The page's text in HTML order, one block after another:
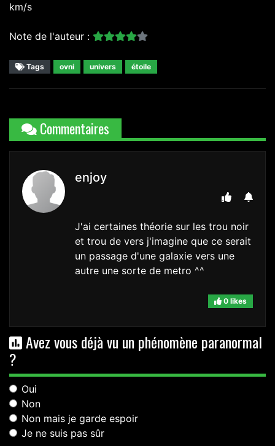
km/s
Note de l'auteur :
Tags ovni univers étoile
Commentaires
enjoy
J'ai certaines théorie sur les trou noir
et trou de vers j'imagine que ce serait
un passage d'une galaxie vers une
autre une sorte de metro ^^
0 likes
Avez vous déjà vu un phénomène paranormal
?
Oui
Non
Non mais je garde espoir
Je ne suis pas sûr